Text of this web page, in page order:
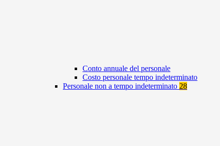
Conto annuale del personale
Costo personale tempo indeterminato
Personale non a tempo indeterminato 28